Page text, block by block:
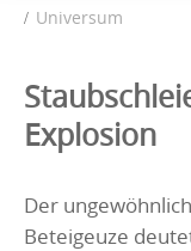
Universum
Explosion
Der
Beteigeuze